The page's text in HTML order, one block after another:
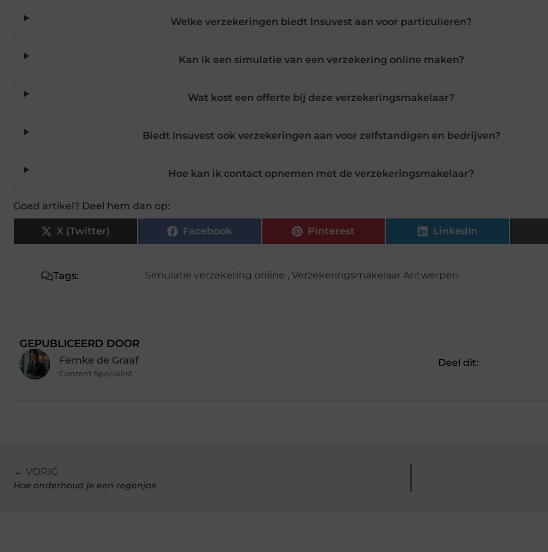
Welke verzekeringen biedt Insuvest aan voor particulieren?
Kan ik een simulatie van een verzekering online maken?
Wat kost een offerte bij deze verzekeringsmakelaar?
Biedt Insuvest ook verzekeringen aan voor zelfstandigen en bedrijven?
Hoe kan ik contact opnemen met de verzekeringsmakelaar?
Goed artikel? Deel hem dan op:
X (Twitter) Facebook Pinterest LinkedIn
Tags: Simulatie verzekering online , Verzekeringsmakelaar Antwerpen
GEPUBLICEERD DOOR
Femke de Graaf
Content Specialist
Deel dit:
← VORIG
Hoe onderhoud je een regenjas